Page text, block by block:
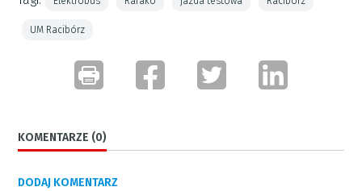
UM Racibórz
KOMENTARZE (0)
DODAJ KOMENTARZ